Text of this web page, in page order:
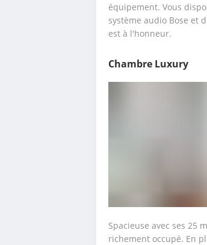
équipement. Vous
système audio Bose et
est à l'honneur.
Chambre Luxury
Spacieuse avec ses 25
richement occupé. En